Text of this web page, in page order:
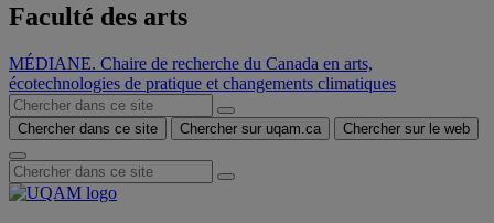
Faculté des arts
MÉDIANE. Chaire de recherche du Canada en arts,
écotechnologies de pratique et changements climatiques
Chercher dans ce site Chercher sur uqam.ca Chercher sur le web